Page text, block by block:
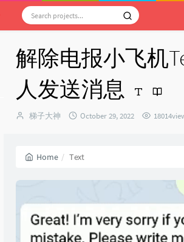
解除电报小飞机
人发送消息
Author：
梯子大神
发
October 29, 2022
Home Text